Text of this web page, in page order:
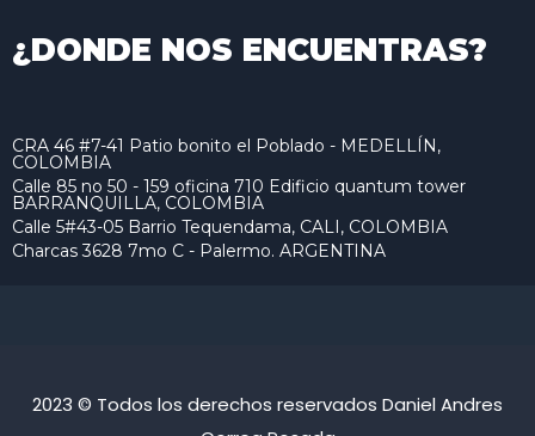
¿DONDE NOS ENCUENTRAS?
CRA 46 #7-41 Patio bonito el Poblado - MEDELLÍN,
COLOMBIA
Calle 85 no 50 - 159 oficina 710 Edificio quantum tower
BARRANQUILLA, COLOMBIA
Calle 5#43-05 Barrio Tequendama, CALI, COLOMBIA
Charcas 3628 7mo C - Palermo. ARGENTINA
2023 © Todos los derechos reservados Daniel Andres